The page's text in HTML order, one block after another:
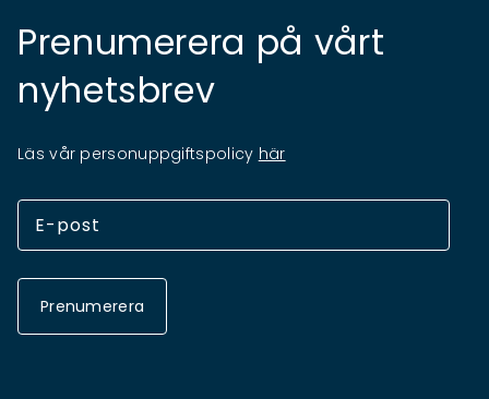
Prenumerera på vårt
nyhetsbrev
Läs vår personuppgiftspolicy här
Prenumerera